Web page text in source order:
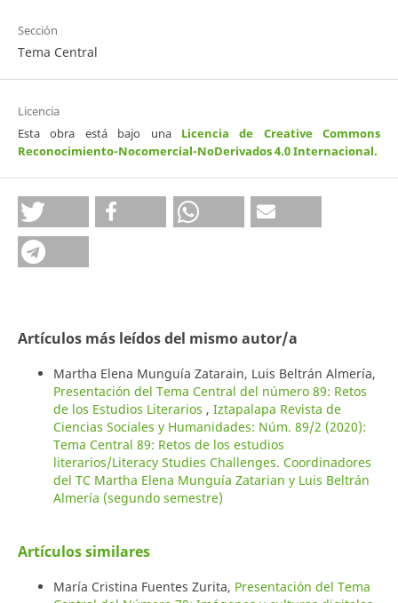
Sección
Tema Central
Licencia
Esta obra está bajo una Licencia de Creative Commons
Reconocimiento-Nocomercial-NoDerivados 4.0 Internacional.
Artículos más leídos del mismo autor/a
Martha Elena Munguía Zatarain, Luis Beltrán Almería,
Presentación del Tema Central del número 89: Retos
de los Estudios Literarios , Iztapalapa Revista de
Ciencias Sociales y Humanidades: Núm. 89/2 (2020):
Tema Central 89: Retos de los estudios
literarios/Literacy Studies Challenges. Coordinadores
del TC Martha Elena Munguía Zatarian y Luis Beltrán
Almería (segundo semestre)
Artículos similares
María Cristina Fuentes Zurita, Presentación del Tema